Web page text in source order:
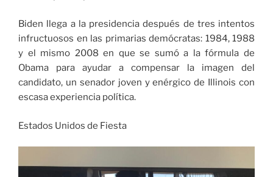
Biden llega a la presidencia después de tres intentos
infructuosos en las primarias demócratas: 1984, 1988
y el mismo 2008 en que se sumó a la fórmula de
Obama para ayudar a compensar la imagen del
candidato, un senador joven y enérgico de Illinois con
escasa experiencia política.
Estados Unidos de Fiesta